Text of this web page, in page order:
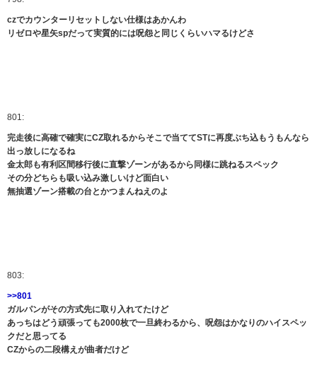
czでカウンターリセットしない仕様はあかんわ
リゼロや星矢spだって実質的には呪怨と同じくらいハマるけどさ
801:
完走後に高確で確実にCZ取れるからそこで当ててSTに再度ぶち込もうもんなら
出っ放しになるね
金太郎も有利区間移行後に直撃ゾーンがあるから同様に跳ねるスペック
その分どちらも吸い込み激しいけど面白い
無抽選ゾーン搭載の台とかつまんねえのよ
803:
>>801
ガルパンがその方式先に取り入れてたけど
あっちはどう頑張っても2000枚で一旦終わるから、呪怨はかなりのハイスペッ
クだと思ってる
CZからの二段構えが曲者だけど